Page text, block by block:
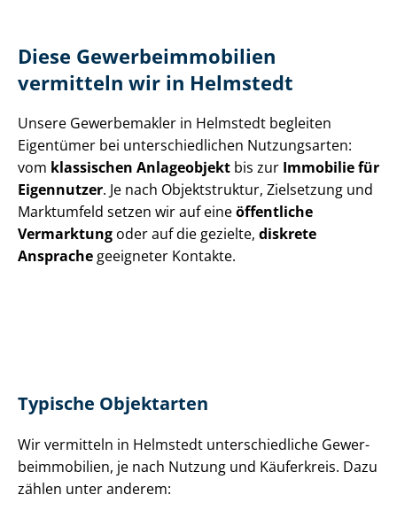
Diese Ge­wer­be­im­mo­bi­li­en
vermitteln wir in Helmstedt
Unsere Gewerbemakler in Helmstedt begleiten
Eigentümer bei un­ter­schied­li­chen Nutzungsarten:
vom klassischen Anlageobjekt bis zur Immobilie für
Eigennutzer. Je nach Objektstruktur, Zielsetzung und
Marktumfeld setzen wir auf eineöffentliche
Vermarktung oder auf die gezielte, diskrete
Ansprachegeeigneter Kontakte.
Typische Objektarten
Wir vermitteln in Helmstedt un­ter­schied­li­che Ge­wer­
be­im­mo­bi­li­en, je nach Nutzung und Käuferkreis. Dazu
zählen unter anderem: